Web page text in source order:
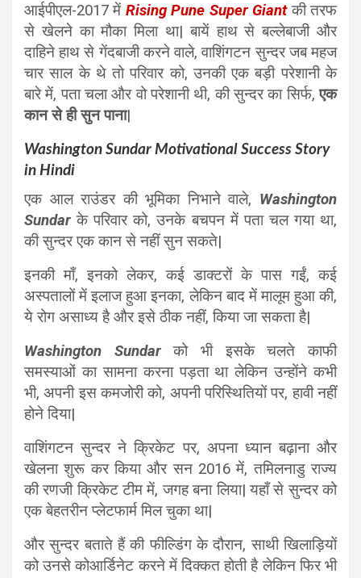
आईपीएल-2017 में Rising Pune Super Giantकी तरफ
से खेलने का मौका मिला था| बायें हाथ से बल्लेबाजी और
दाहिने हाथ से गेंदबाजी करने वाले, वाशिंगटन सुन्दर जब महज
चार साल के थे तो परिवार को, उनकी एक बड़ी परेशानी के
बारे में, पता चला और वो परेशानी थी, की सुन्दर का सिर्फ,एक
कान से ही सुन पाना|
Washington Sundar Motivational Success Story
in Hindi
एक आल राउंडर की भूमिका निभाने वाले, Washington
Sundar के परिवार को, उनके बचपन में पता चल गया था,
की सुन्दर एक कान से नहीं सुन सकते|
इनकी माँ, इनको लेकर, कई डाक्टरों के पास गईं, कई
अस्पतालों में इलाज हुआ इनका, लेकिन बाद में मालूम हुआ की,
ये रोग असाध्य है और इसे ठीक नहीं, किया जा सकता है|
Washington Sundarको भी इसके चलते काफी
समस्याओं का सामना करना पड़ता था लेकिन उन्होंने कभी
भी, अपनी इस कमजोरी को, अपनी परिस्थितियों पर, हावी नहीं
होने दिया|
वाशिंगटन सुन्दर ने क्रिकेट पर, अपना ध्यान बढ़ाना और
खेलना शुरू कर किया और सन 2016 में, तमिलनाडु राज्य
की रणजी क्रिकेट टीम में, जगह बना लिया| यहाँ से सुन्दर को
एक बेहतरीन प्लेटफार्म मिल चुका था|
और सुन्दर बताते हैं की फील्डिंग के दौरान, साथी खिलाड़ियों
को उनसे कोआर्डिनेट करने में दिक्कत होती है लेकिन फिर भी